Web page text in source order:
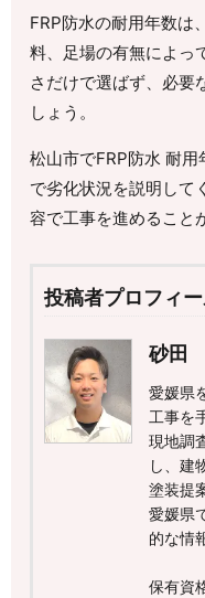
FRP防水の耐用年数は
料、足場の有無によっ
さだけで選ばず、必要
しょう。
松山市でFRP防水 耐
で劣化状況を説明して
容で工事を進めること
投稿者プロフィ
砂田
愛媛県
工事を
現地調
し、建
塗装提
愛媛県
的な情
保有資